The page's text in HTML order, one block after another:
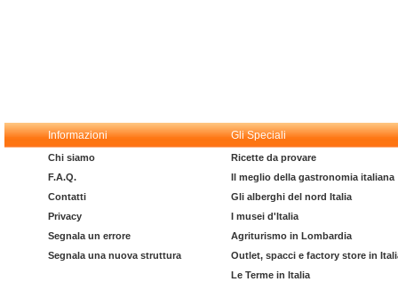
Informazioni Gli Speciali
Chi siamo
F.A.Q.
Contatti
Privacy
Segnala un errore
Segnala una nuova struttura
Ricette da provare
Il meglio della gastronomia italiana
Gli alberghi del nord Italia
I musei d'Italia
Agriturismo in Lombardia
Outlet, spacci e factory store in
Le Terme in Italia